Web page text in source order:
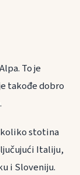
To je
takođe dobro
stotina
Italiju,
i Sloveniju.